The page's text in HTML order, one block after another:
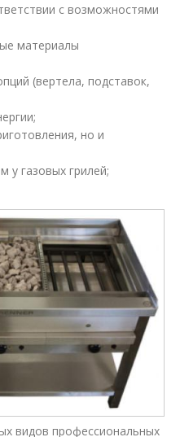
с возможностями
материалы
(вертела, подставок,
но и
у газовых грилей;
видов профессиональных